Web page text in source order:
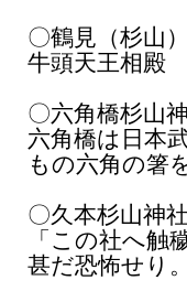
〇鶴見（杉山
牛頭天王相殿
〇六角橋杉山
六角橋は日本
もの六角の箸
〇久本杉山神
「この社へ触
甚だ恐怖せり